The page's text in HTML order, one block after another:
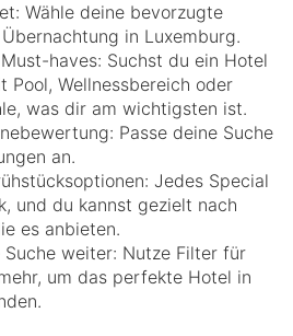
Wähle deine bevorzugte
in Luxemburg.
haves: Suchst du ein Hotel
Pool, Wellnessbereich oder
was dir am wichtigsten ist.
Passe deine Suche
an.
Jedes Special
und du kannst gezielt nach
es anbieten.
weiter: Nutze Filter für
um das perfekte Hotel in